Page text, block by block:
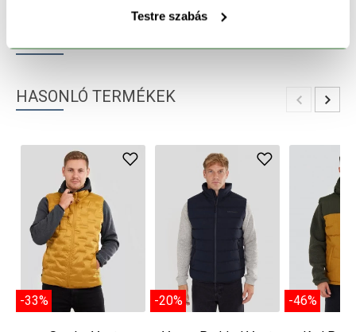
Testre szabás
HASONLÓ TERMÉKEK
-33% -20% -46%